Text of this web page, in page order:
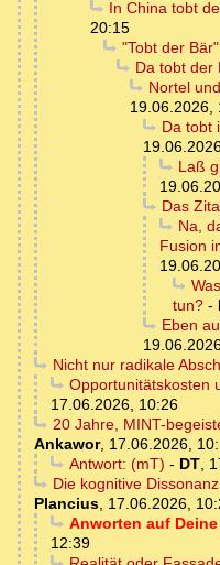
In China tobt
20:15
"Tobt der
Da tobt der
Nortel
19.06.2026,
Da tobt
Laß
Das
Na,
Fusion
tun? -
Eben
Nicht nur radikale
Opportunitätskosten
17.06.2026, 10:26
20 Jahre, MINT-
Ankawor, 17.06.2026,
Antwort: (mT) - DT,
Die kognitive
Plancius, 17.06.2026,
Anworten auf
12:39